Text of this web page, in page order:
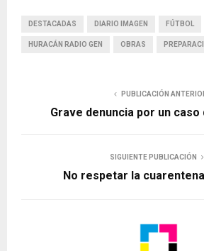
DESTACADAS DIARIO IMAGEN FÚTBOL
HURACÁN RADIO GEN OBRAS
PUBLICACIÓN
Grave denuncia por un
SIGUIENTE PUBLICACIÓN
No respetar la